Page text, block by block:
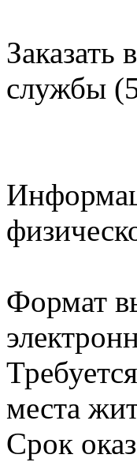
Заказать
службы
Формат
места
Срок